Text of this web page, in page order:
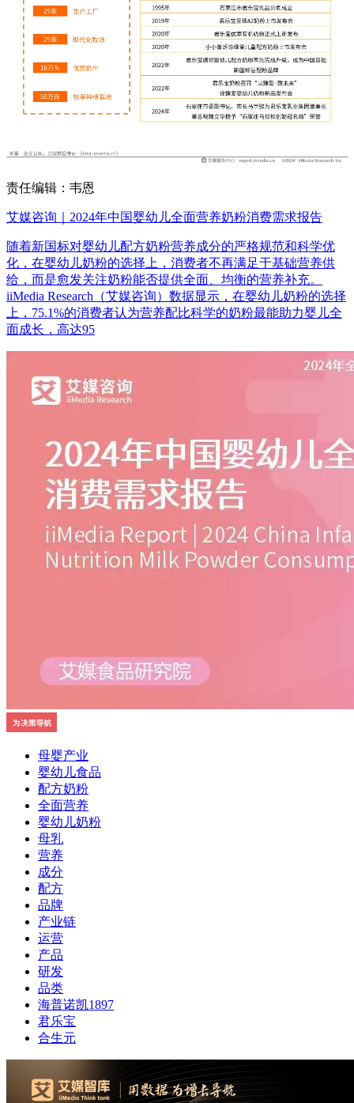
责任编辑：韦恩
艾媒咨询｜2024年中国婴幼儿全面营养奶粉消费需求报告
随着新国标对婴幼儿配方奶粉营养成分的严格规范和科学优
化，在婴幼儿奶粉的选择上，消费者不再满足于基础营养供
给，而是愈发关注奶粉能否提供全面、均衡的营养补充。
iiMedia Research（艾媒咨询）数据显示，在婴幼儿奶粉的选择
上，75.1%的消费者认为营养配比科学的奶粉最能助力婴儿全
面成长，高达95
母婴产业
婴幼儿食品
配方奶粉
全面营养
婴幼儿奶粉
母乳
营养
成分
配方
品牌
产业链
运营
产品
研发
品类
海普诺凯1897
君乐宝
合生元